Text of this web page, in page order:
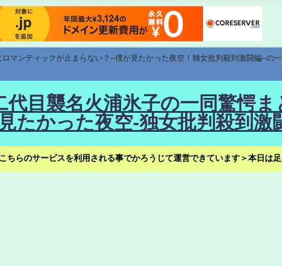
マンティックが止まらない？--僕が見たかった夜空！独女批判殺到激闘編--の
目襲名火浦氷子の一同驚愕
たかった夜空-独女批判殺到激
らのサービスを利用される事でかろうじて運営できています＞本日は